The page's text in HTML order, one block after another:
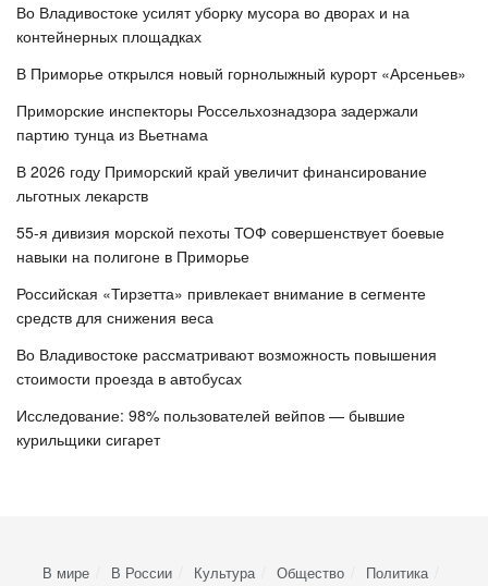
Во Владивостоке усилят уборку мусора во дворах и на
контейнерных площадках
В Приморье открылся новый горнолыжный курорт «Арсеньев»
Приморские инспекторы Россельхознадзора задержали
партию тунца из Вьетнама
В 2026 году Приморский край увеличит финансирование
льготных лекарств
55-я дивизия морской пехоты ТОФ совершенствует боевые
навыки на полигоне в Приморье
Российская «Тирзетта» привлекает внимание в сегменте
средств для снижения веса
Во Владивостоке рассматривают возможность повышения
стоимости проезда в автобусах
Исследование: 98% пользователей вейпов — бывшие
курильщики сигарет
В мире В России Культура Общество Политика